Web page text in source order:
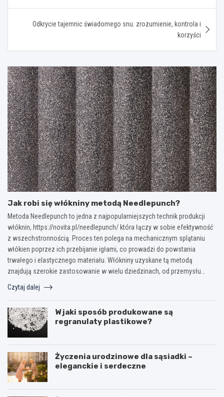
Odkrycie tajemnic świadomego snu: zrozumienie, kontrola i
korzyści
Jak robi się włókniny metodą Needlepunch?
Metoda Needlepunch to jedna z najpopularniejszych technik produkcji
włóknin, https://novita.pl/needlepunch/ która łączy w sobie efektywność
z wszechstronnością. Proces ten polega na mechanicznym splątaniu
włókien poprzez ich przebijanie igłami, co prowadzi do powstania
trwałego i elastycznego materiału. Włókniny uzyskane tą metodą
znajdują szerokie zastosowanie w wielu dziedzinach, od przemysłu…
Czytaj dalej
W jaki sposób produkowane są
regranulaty plastikowe?
Życzenia urodzinowe dla sąsiadki –
eleganckie i serdeczne